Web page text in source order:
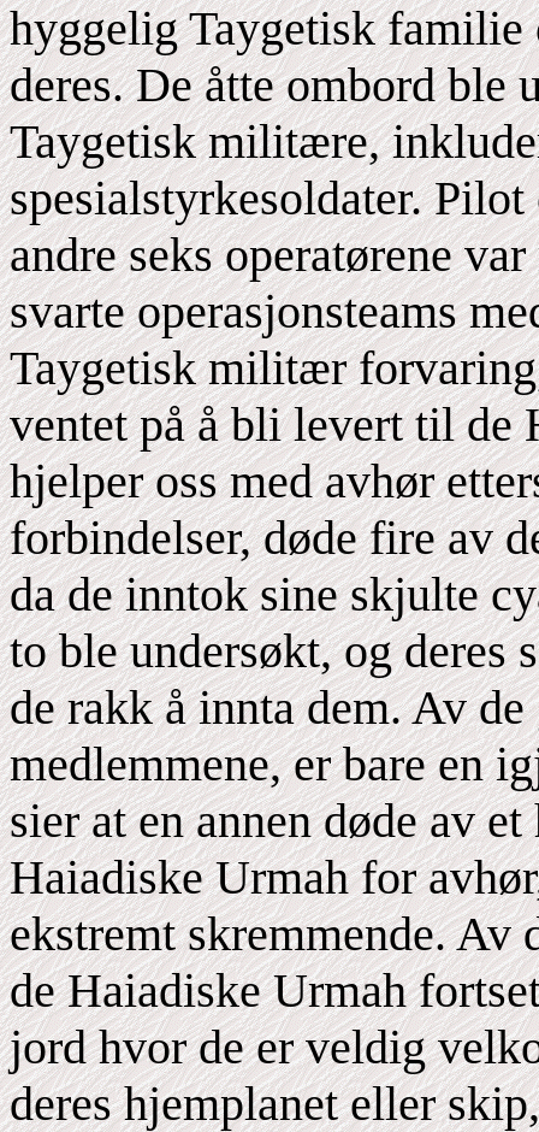
hyggelig Taygetisk familie
deres. De åtte ombord ble
Taygetisk militære,
spesialstyrkesoldater.
andre seks operatørene
svarte operasjonsteams
Taygetisk militær
ventet på å bli levert til de
hjelper oss med avhør
forbindelser, døde fire av
da de inntok sine skjulte
to ble undersøkt, og
de rakk å innta dem. Av
medlemmene, er bare en
sier at en annen døde av
Haiadiske Urmah for
ekstremt skremmende. Av
de Haiadiske Urmah
jord hvor de er veldig
deres hjemplanet eller